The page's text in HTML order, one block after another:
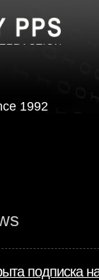
1992
подписка